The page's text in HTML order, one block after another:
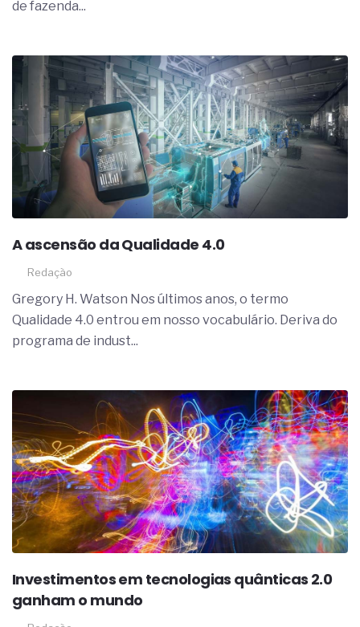
de fazenda...
A ascensão da Qualidade 4.0
Redação
Gregory H. Watson Nos últimos anos, o termo
Qualidade 4.0 entrou em nosso vocabulário. Deriva do
programa de indust...
Investimentos em tecnologias quânticas 2.0
ganham o mundo